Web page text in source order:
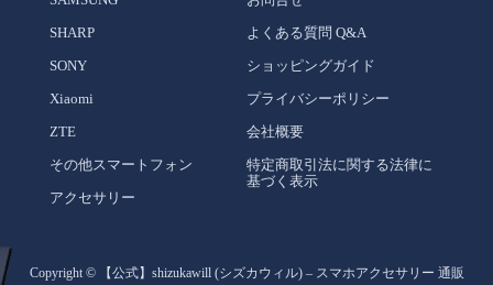
SHARP
SONY
Xiaomi
ZTE
その他スマートフォン
アクセサリー
よくある質問 Q&A
ショッピングガイド
プライバシーポリシー
会社概要
特定商取引法に関する法律に
基づく表示
Copyright ©【公式】shizukawill (シズカウィル) – スマホアクセサリー 通販